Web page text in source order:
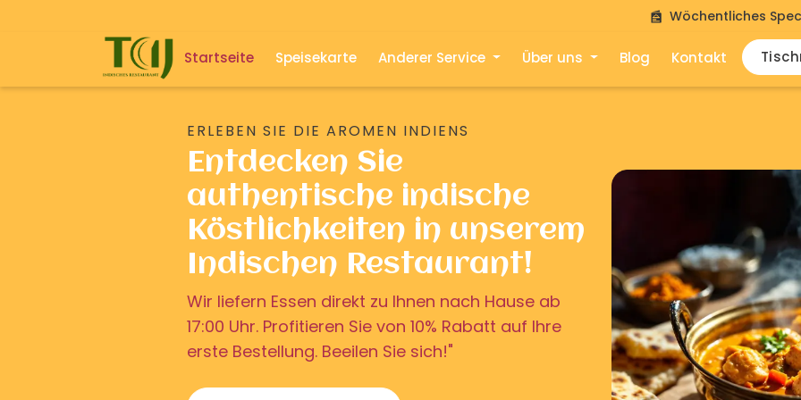
Wöchentliches
Startseite Speisekarte Anderer Service Über uns Blog Kontakt
ERLEBEN SIE DIE AROMEN INDIENS
Entdecken Sie
authentische indische
Köstlichkeiten in unserem
Indischen Restaurant!
Wir liefern Essen direkt zu Ihnen nach Hause ab
17:00 Uhr. Profitieren Sie von 10% Rabatt auf Ihre
erste Bestellung. Beeilen Sie sich!"